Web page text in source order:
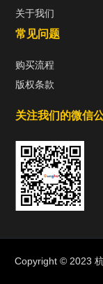
关于我们
常见问题
购买流程
版权条款
关注我们的微信
Copyright © 2023